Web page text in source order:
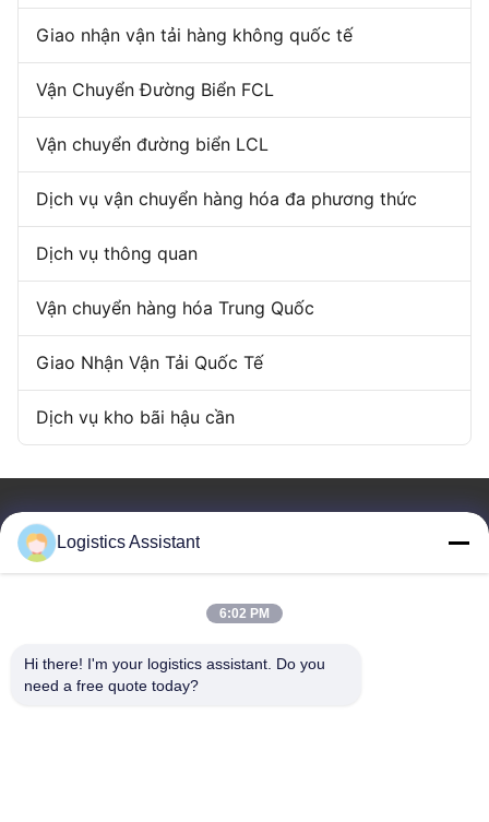
Giao nhận từ cửa đến cửa
Dịch vụ kho bãi Trung Quốc
Giao nhận vận tải hàng không quốc tế
Vận Chuyển Đường Biển FCL
Vận chuyển đường biển LCL
Dịch vụ vận chuyển hàng hóa đa phương thức
Dịch vụ thông quan
Vận chuyển hàng hóa Trung Quốc
Giao Nhận Vận Tải Quốc Tế
Dịch vụ kho bãi hậu cần
Hãy chọn chúng tôi và bạn sẽ không bao giờ quên
Logistics Assistant
6:02 PM
Hi there! I'm your logistics assistant. Do you
need a free quote today?